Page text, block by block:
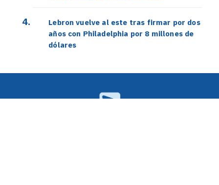
Lebron vuelve al este tras firmar por dos
años con Philadelphia por 8 millones de
dólares